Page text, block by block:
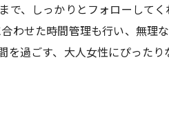
、しっかりとフォローして
わせた時間管理も行い、無理
過ごす、大人女性にぴった